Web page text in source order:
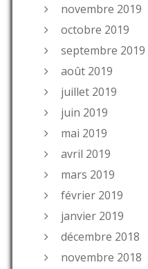
novembre 2019
octobre 2019
septembre 2019
août 2019
juillet 2019
juin 2019
mai 2019
avril 2019
mars 2019
février 2019
janvier 2019
décembre 2018
novembre 2018